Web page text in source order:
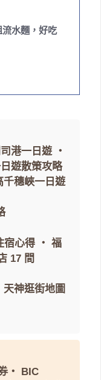
水麵，好吃
司港一日遊 ・
遊散策攻略
千穗峽一日遊
宿心得 ・ 福
17 間
天神逛街地圖
・
BIC